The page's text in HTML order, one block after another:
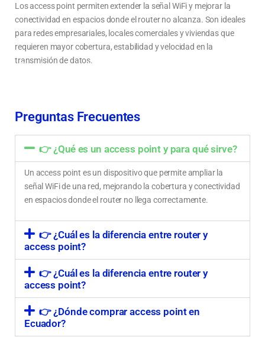
Los access point permiten extender la señal WiFi y mejorar la
conectividad en espacios donde el router no alcanza. Son ideales
para redes empresariales, locales comerciales y viviendas que
requieren mayor cobertura, estabilidad y velocidad en la
transmisión de datos.
Tipos de access point WiFi para hogar, oficina y empresas
Preguntas Frecuentes
👉 ¿Qué es un access point y para qué sirve?
Un access point es un dispositivo que permite ampliar la
señal WiFi de una red, mejorando la cobertura y conectividad
en espacios donde el router no llega correctamente.
👉 ¿Cuál es la diferencia entre router y
access point?
👉 ¿Cuál es la diferencia entre router y
access point?
👉 ¿Dónde comprar access point en
Ecuador?